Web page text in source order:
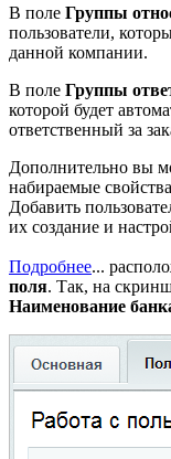
В поле Группы
пользователи,
данной компании.
В поле Группы
которой будет
ответственный за
Дополнительно вы
набираемые
Добавить
их создание и
Подробнее...
поля. Так, на
Наименование